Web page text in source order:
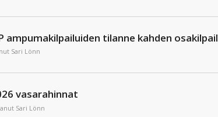
ampumakilpailuiden tilanne kahden
Sari Lönn
vasarahinnat
Sari Lönn